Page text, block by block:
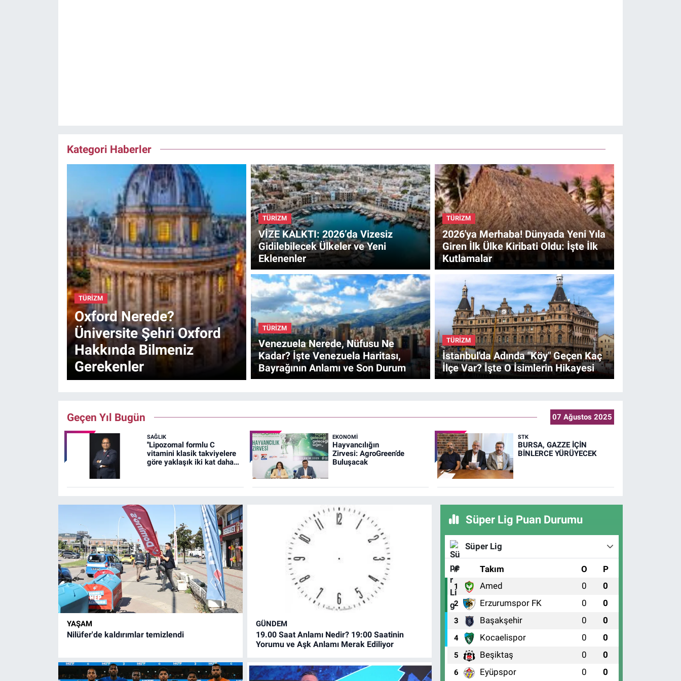
Kategori Haberler
TÜRİZM
Oxford Nerede?
Üniversite Şehri Oxford
Hakkında Bilmeniz
Gerekenler
TÜRİZM
VİZE KALKTI: 2026’da Vizesiz
Gidilebilecek Ülkeler ve Yeni
Eklenenler
TÜRİZM
Venezuela Nerede, Nüfusu Ne
Kadar? İşte Venezuela Haritası,
Bayrağının Anlamı ve Son Durum
TÜRİZM
2026'ya Merhaba! Dünyada Yeni Yıla
Giren İlk Ülke Kiribati Oldu: İşte İlk
Kutlamalar
TÜRİZM
İstanbul'da Adında "Köy" Geçen Kaç
İlçe Var? İşte O İsimlerin Hikayesi
Geçen Yıl Bugün 07 Ağustos 2025
SAĞLIK
''Lipozomal formlu C
vitamini klasik takviyelere
göre yaklaşık iki kat daha
EKONOMİ
Hayvancılığın
Zirvesi: AgroGreen’de
Buluşacak
STK
BURSA, GAZZE İÇİN
BİNLERCE YÜRÜYECEK
YAŞAM
Nilüfer'de kaldırımlar temizlendi
GÜNDEM
19.00 Saat Anlamı Nedir? 19:00 Saatinin
Yorumu ve Aşk Anlamı Merak Ediliyor
Süper Lig Puan Durumu
Süper Lig
# Takım O P
1 Amed 0 0
2 Erzurumspor FK 0 0
3 Başakşehir 0 0
4 Kocaelispor 0 0
5 Beşiktaş 0 0
6 Eyüpspor 0 0